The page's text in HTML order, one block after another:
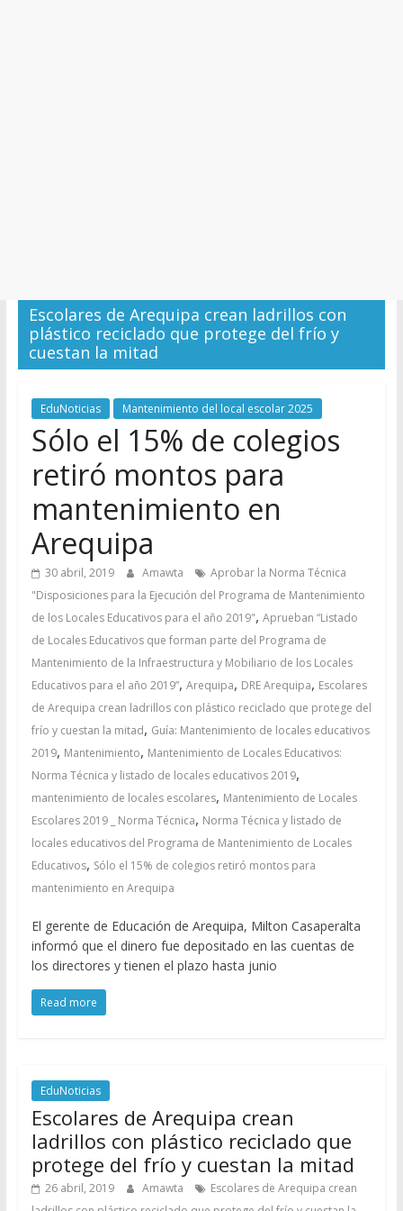
Escolares de Arequipa crean ladrillos con
plástico reciclado que protege del frío y
cuestan la mitad
EduNoticias Mantenimiento del local escolar 2025
Sólo el 15% de colegios
retiró montos para
mantenimiento en
Arequipa
30 abril, 2019 Amawta
Aprobar la Norma Técnica
"Disposiciones para la Ejecución del Programa de Mantenimiento
de los Locales Educativos para el año 2019", Aprueban “Listado
de Locales Educativos que forman parte del Programa de
Mantenimiento de la Infraestructura y Mobiliario de los Locales
Educativos para el año 2019”, Arequipa, DRE Arequipa, Escolares
de Arequipa crean ladrillos con plástico reciclado que protege del
frío y cuestan la mitad, Guía: Mantenimiento de locales educativos
2019, Mantenimiento, Mantenimiento de Locales Educativos:
Norma Técnica y listado de locales educativos 2019,
mantenimiento de locales escolares, Mantenimiento de Locales
Escolares 2019 _ Norma Técnica, Norma Técnica y listado de
locales educativos del Programa de Mantenimiento de Locales
Educativos, Sólo el 15% de colegios retiró montos para
mantenimiento en Arequipa
El gerente de Educación de Arequipa, Milton Casaperalta
informó que el dinero fue depositado en las cuentas de
los directores y tienen el plazo hasta junio
Read more
EduNoticias
Escolares de Arequipa crean
ladrillos con plástico reciclado que
protege del frío y cuestan la mitad
26 abril, 2019 Amawta
Escolares de Arequipa crean